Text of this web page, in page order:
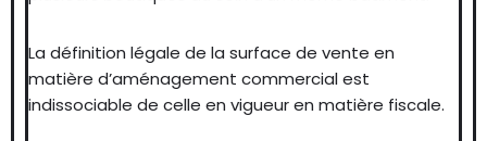
La définition légale de la surface de vente en
matière d’aménagement commercial est
indissociable de celle en vigueur en matière fiscale.